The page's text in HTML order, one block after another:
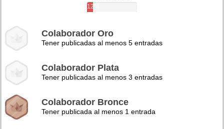
12%
Colaborador Oro
Tener publicadas al menos 5 entradas
Colaborador Plata
Tener publicadas al menos 3 entradas
Colaborador Bronce
Tener publicada al menos 1 entrada